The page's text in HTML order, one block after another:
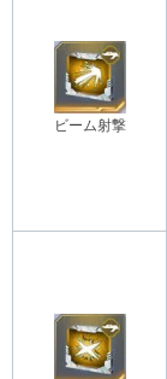
ビーム射撃